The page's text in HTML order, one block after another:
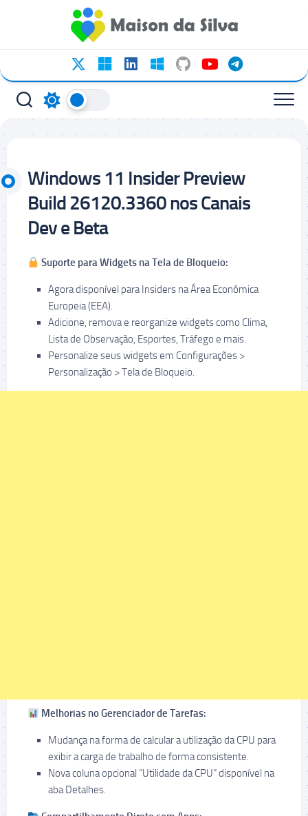
conteúdo
Windows 11 Insider Preview
Build 26120.3360 nos Canais
Dev e Beta
Suporte para Widgets na Tela de Bloqueio:
Agora disponível para Insiders na Área Econômica
Europeia (EEA).
Adicione, remova e reorganize widgets como Clima,
Lista de Observação, Esportes, Tráfego e mais.
Personalize seus widgets em Configurações >
Personalização > Tela de Bloqueio.
Melhorias no Gerenciador de Tarefas:
Mudança na forma de calcular a utilização da CPU para
exibir a carga de trabalho de forma consistente.
Nova coluna opcional “Utilidade da CPU” disponível na
aba Detalhes.